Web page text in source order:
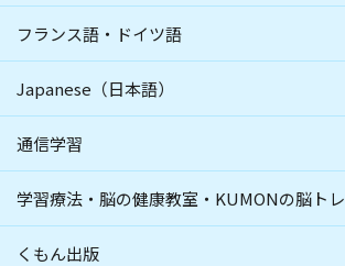
フランス語・ドイツ語
Japanese（日本語）
通信学習
学習療法・脳の健康教室・KUMONの脳トレ
くもん出版